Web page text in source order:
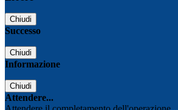
Chiudi
Successo
Chiudi
Informazione
Chiudi
Attendere...